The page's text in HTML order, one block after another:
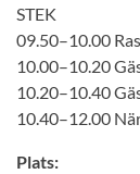
STEK
09.50–10.00
10.00–10.20
10.20–10.40
10.40–12.00
Plats: